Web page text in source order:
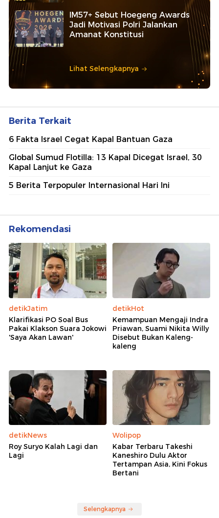
IM57+ Sebut Hoegeng Awards
Jadi Motivasi Polri Jalankan
Amanat Konstitusi
Lihat Selengkapnya
Berita Terkait
6 Fakta Israel Cegat Kapal Bantuan Gaza
Global Sumud Flotilla: 13 Kapal Dicegat Israel, 30
Kapal Lanjut ke Gaza
5 Berita Terpopuler Internasional Hari Ini
Rekomendasi
detikJatim
Klarifikasi PO Soal Bus
Pakai Klakson Suara Jokowi
'Saya Akan Lawan'
detikHot
Kemampuan Mengaji Indra
Priawan, Suami Nikita Willy
Disebut Bukan Kaleng-
kaleng
detikNews
Roy Suryo Kalah Lagi dan
Lagi
Wolipop
Kabar Terbaru Takeshi
Kaneshiro Dulu Aktor
Tertampan Asia, Kini Fokus
Bertani
Selengkapnya